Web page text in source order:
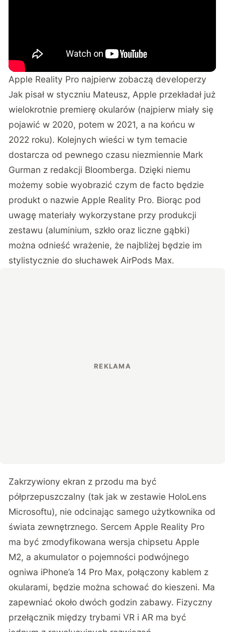
Apple Reality Pro najpierw zobaczą developerzy
Jak pisał w styczniu Mateusz, Apple przekładał już
wielokrotnie premierę okularów (najpierw miały się
pojawić w 2020, potem w 2021, a na końcu w
2022 roku). Kolejnych wieści w tym temacie
dostarcza od pewnego czasu niezmiennie Mark
Gurman z redakcji Bloomberga. Dzięki niemu
możemy sobie wyobrazić czym de facto będzie
produkt o nazwie Apple Reality Pro. Biorąc pod
uwagę materiały wykorzystane przy produkcji
zestawu (aluminium, szkło oraz liczne gąbki)
można odnieść wrażenie, że najbliżej będzie im
stylistycznie do słuchawek AirPods Max.
Zakrzywiony ekran z przodu ma być
półprzepuszczalny (tak jak w zestawie HoloLens
Microsoftu), nie odcinając samego użytkownika od
świata zewnętrznego. Sercem Apple Reality Pro
ma być zmodyfikowana wersja chipsetu Apple
M2, a akumulator o pojemności podwójnego
ogniwa iPhone’a 14 Pro Max, połączony kablem z
okularami, będzie można schować do kieszeni. Ma
zapewniać około dwóch godzin zabawy. Fizyczny
przełącznik między trybami VR i AR ma być